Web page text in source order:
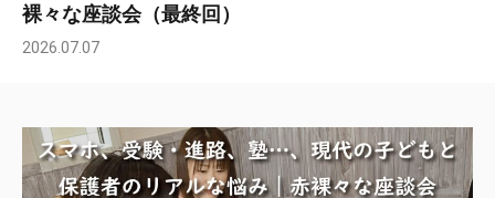
裸々な座談会（最終回）
2026.07.07